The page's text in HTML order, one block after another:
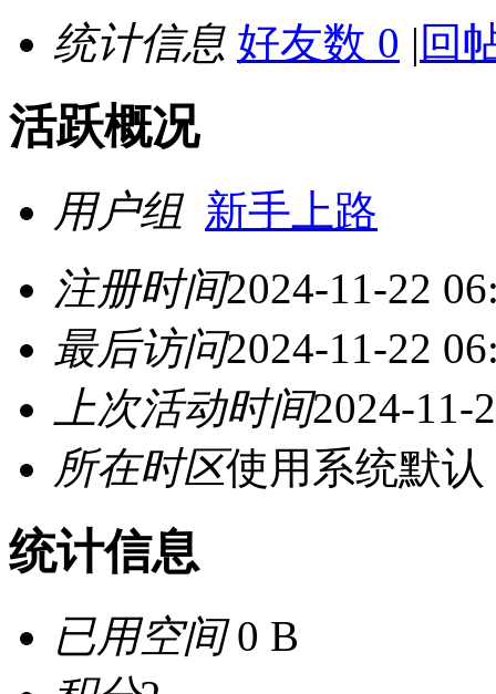
统计信息 好友数 0 | 回
活跃概况
用户组 新手上路
注册时间2024-11-22
最后访问2024-11-22
上次活动时间2024-11-
所在时区使用系统默认
统计信息
已用空间0 B